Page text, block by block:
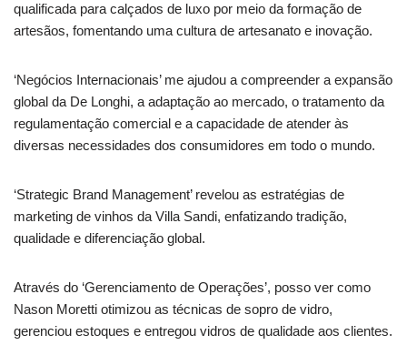
qualificada para calçados de luxo por meio da formação de
artesãos, fomentando uma cultura de artesanato e inovação.
‘Negócios Internacionais’ me ajudou a compreender a expansão
global da De Longhi, a adaptação ao mercado, o tratamento da
regulamentação comercial e a capacidade de atender às
diversas necessidades dos consumidores em todo o mundo.
‘Strategic Brand Management’ revelou as estratégias de
marketing de vinhos da Villa Sandi, enfatizando tradição,
qualidade e diferenciação global.
Através do ‘Gerenciamento de Operações’, posso ver como
Nason Moretti otimizou as técnicas de sopro de vidro,
gerenciou estoques e entregou vidros de qualidade aos clientes.